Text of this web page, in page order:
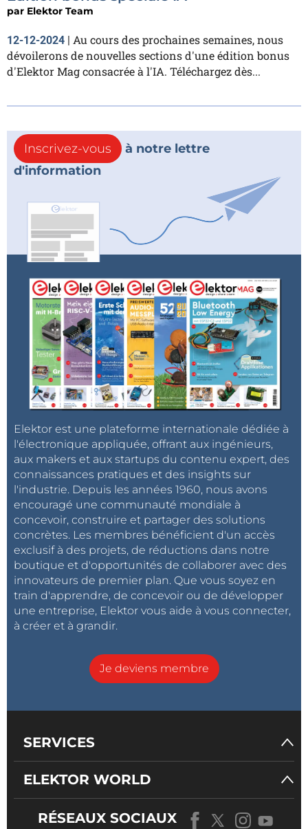
par Elektor Team
12-12-2024 | Au cours des prochaines semaines, nous
dévoilerons de nouvelles sections d'une édition bonus
d'Elektor Mag consacrée à l'IA. Téléchargez dès...
Inscrivez-vous
à notre lettre
d'information
Elektor est une plateforme internationale dédiée à
l'électronique appliquée, offrant aux ingénieurs,
aux makers et aux startups du contenu expert, des
connaissances pratiques et des insights sur
l'industrie. Depuis les années 1960, nous avons
encouragé une communauté mondiale à
concevoir, construire et partager des solutions
concrètes. Les membres bénéficient d'un accès
exclusif à des projets, de réductions dans notre
boutique et d'opportunités de collaborer avec des
innovateurs de premier plan. Que vous soyez en
train d'apprendre, de concevoir ou de développer
une entreprise, Elektor vous aide à vous connecter,
à créer et à grandir.
Je deviens membre
SERVICES
ELEKTOR WORLD
RÉSEAUX SOCIAUX